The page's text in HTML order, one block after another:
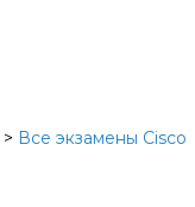
> Все экзамены Cisco